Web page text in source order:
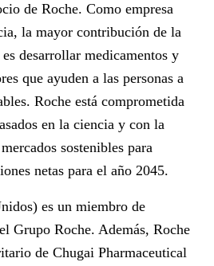
de Roche. Como empresa
la mayor contribución de la
desarrollar medicamentos y
que ayuden a las personas a
Roche está comprometida
en la ciencia y con la
sostenibles para
netas para el año 2045.
es un miembro de
Grupo Roche. Además, Roche
de Chugai Pharmaceutical